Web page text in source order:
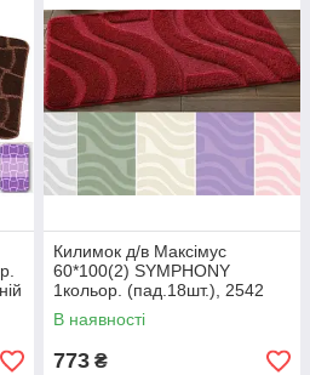
Килимок д/в Максімус
60*100(2) SYMPHONY
1кольор. (пад.18шт.), 2542
олива
В наявності
773 ₴